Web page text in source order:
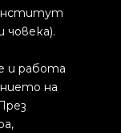
човека).
и работа
на